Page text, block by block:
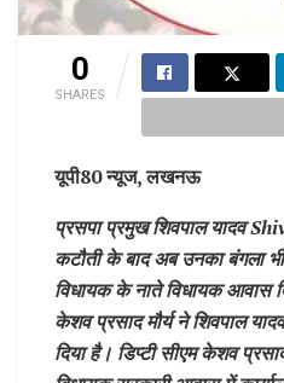
0
SHARES
यूपी80 न्यूज, लखनऊ
प्रसपा प्रमुख शिवपाल यादव
कटौती के बाद अब उनका बंगला
विधायक के नाते विधायक आवास
केशव प्रसाद मौर्य ने शिवपाल
दिया है। डिप्टी सीएम केशव